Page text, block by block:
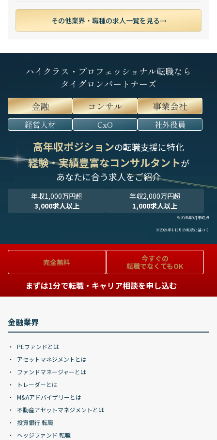
その他業界・職種の求人一覧を見る
ハイクラス・プロフェッショナル転職なら
タイグロンパートナーズ
金融
コンサル 事業会社
経営人材 CxO 社外役員
高年収ポジションの転職支援に特化
経験・実績豊富なコンサルタントが
あなたに合う求人をご紹介
年収1,000万円超
3,000求人以上
年収2,000万円超
1,000求人以上
※2025年9月末時点
※2024年1-12月の実績に基づく
完全無料
今すぐの
転職でなくてもOK
まずは1分で転職・キャリア相談を申し込む
金融業界
PEファンドとは
アセットマネジメントとは
ファンドマネージャーとは
トレーダーとは
M&Aアドバイザリーとは
不動産アセットマネジメントとは
投資銀行 転職
ヘッジファンド 転職